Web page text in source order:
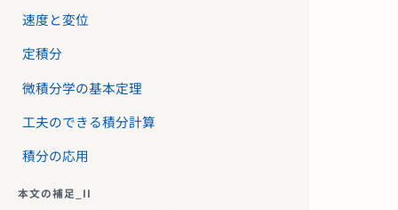
速度と変位
定積分
微積分学の基本定理
工夫のできる積分計算
積分の応用
本文の補足_II